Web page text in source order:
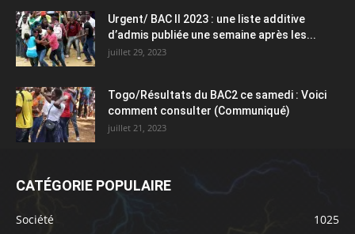
Urgent/ BAC II 2023 : une liste additive
d’admis publiée une semaine après les...
juillet 29, 2023
Togo/Résultats du BAC2 ce samedi : Voici
comment consulter (Communiqué)
juillet 21, 2023
CATÉGORIE POPULAIRE
Société
1025